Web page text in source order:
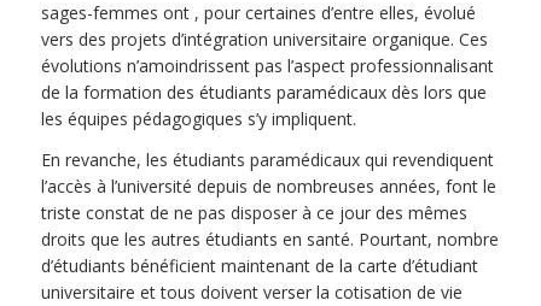
sages-femmes ont , pour certaines d’entre elles, évolué
vers des projets d’intégration universitaire organique. Ces
évolutions n’amoindrissent pas l’aspect professionnalisant
de la formation des étudiants paramédicaux dès lors que
les équipes pédagogiques s’y impliquent.
En revanche, les étudiants paramédicaux qui revendiquent
l’accès à l’université depuis de nombreuses années, font le
triste constat de ne pas disposer à ce jour des mêmes
droits que les autres étudiants en santé. Pourtant, nombre
d’étudiants bénéficient maintenant de la carte d’étudiant
universitaire et tous doivent verser la cotisation de vie